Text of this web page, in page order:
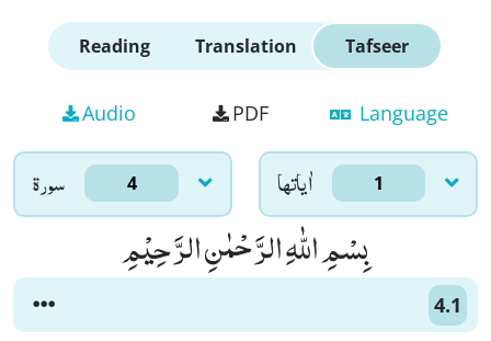
Reading Translation Tafseer
Audio PDF Language
سورۃ 4 اٰياتها 1
بِسْمِ اللّٰهِ الرَّحْمٰنِ الرَّحِیْمِ
4.1